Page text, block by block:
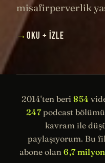
misafirperverlik
→ OKU + İZLE
2014'ten beri854
247podcast
kavram ile
paylaşıyorum. Bu
abone olan6,7 milyon